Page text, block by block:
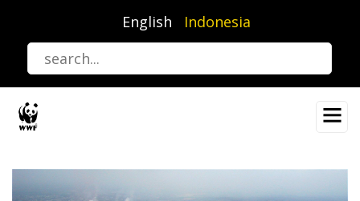
utama
English Indonesia